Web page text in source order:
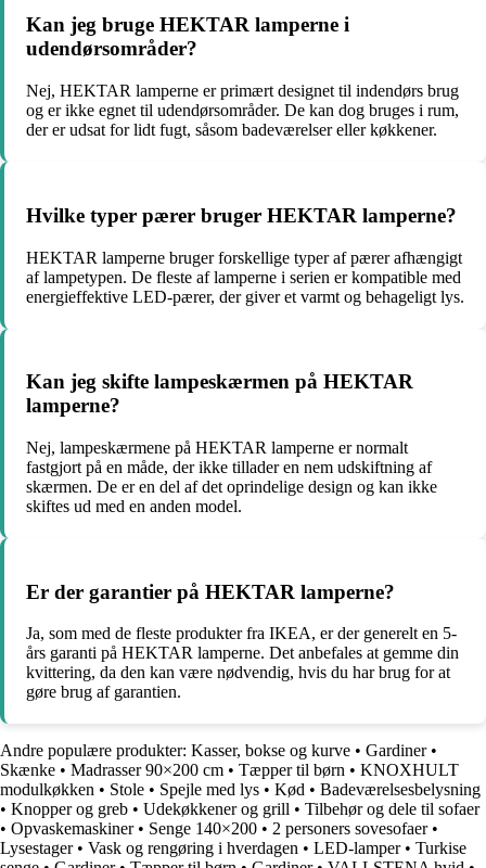
Kan jeg bruge HEKTAR lamperne i
udendørsområder?
Nej, HEKTAR lamperne er primært designet til indendørs brug
og er ikke egnet til udendørsområder. De kan dog bruges i rum,
der er udsat for lidt fugt, såsom badeværelser eller køkkener.
Hvilke typer pærer bruger HEKTAR lamperne?
HEKTAR lamperne bruger forskellige typer af pærer afhængigt
af lampetypen. De fleste af lamperne i serien er kompatible med
energieffektive LED-pærer, der giver et varmt og behageligt lys.
Kan jeg skifte lampeskærmen på HEKTAR
lamperne?
Nej, lampeskærmene på HEKTAR lamperne er normalt
fastgjort på en måde, der ikke tillader en nem udskiftning af
skærmen. De er en del af det oprindelige design og kan ikke
skiftes ud med en anden model.
Er der garantier på HEKTAR lamperne?
Ja, som med de fleste produkter fra IKEA, er der generelt en 5-
års garanti på HEKTAR lamperne. Det anbefales at gemme din
kvittering, da den kan være nødvendig, hvis du har brug for at
gøre brug af garantien.
Andre populære produkter: Kasser, bokse og kurve • Gardiner•
Skænke • Madrasser 90×200 cm • Tæpper til børn • KNOXHULT
modulkøkken • Stole • Spejle med lys • Kød • Badeværelsesbelysning
• Knopper og greb • Udekøkkener og grill • Tilbehør og dele til sofaer
• Opvaskemaskiner• Senge 140×200 • 2 personers sovesofaer•
Lysestager• Vask og rengøring i hverdagen • LED-lamper• Turkise